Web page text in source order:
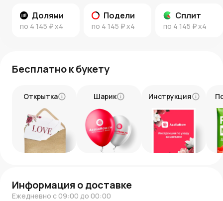
Долями
по 4 145 ₽x4
Подели
по 4 145 ₽x4
Сплит
по 4 145 ₽x4
подчеркнуть важность события, наполнив его
атмосферой настоящей роскоши и утонченности.
Бесплатно к букету
Открытка Шарик Инструкция
Информация о доставке
Ежедневно с 09:00 до 00:00